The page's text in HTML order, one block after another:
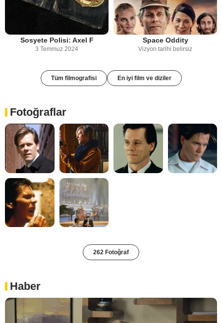
Sosyete Polisi: Axel F
3 Temmuz 2024
Space Oddity
Vizyon tarihi belirsiz
Tüm filmografisi En iyi film ve diziler
Fotoğraflar
262 Fotoğraf
Haber